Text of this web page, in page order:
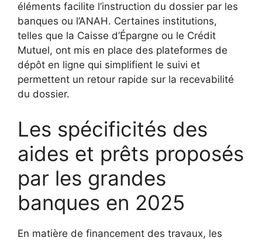
éléments facilite l’instruction du dossier par les
banques ou l’ANAH. Certaines institutions,
telles que la Caisse d’Épargne ou le Crédit
Mutuel, ont mis en place des plateformes de
dépôt en ligne qui simplifient le suivi et
permettent un retour rapide sur la recevabilité
du dossier.
Les spécificités des
aides et prêts proposés
par les grandes
banques en 2025
En matière de financement des travaux, les